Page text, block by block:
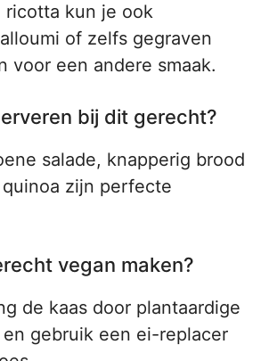
ricotta kun je ook
of zelfs gegraven
voor een andere smaak.
bij dit gerecht?
salade, knapperig brood
zijn perfecte
vegan maken?
de kaas door plantaardige
gebruik een ei-replacer